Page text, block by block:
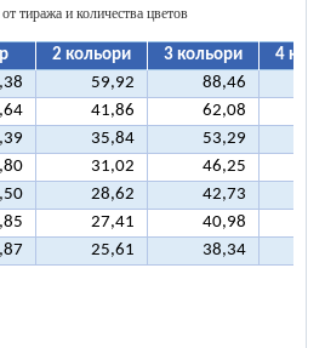
тиража и количества цветов
2 кольори 3 кольори
4
59,92 88,46
41,86 62,08
35,84 53,29
31,02 46,25
28,62 42,73
27,41 40,98
25,61 38,34